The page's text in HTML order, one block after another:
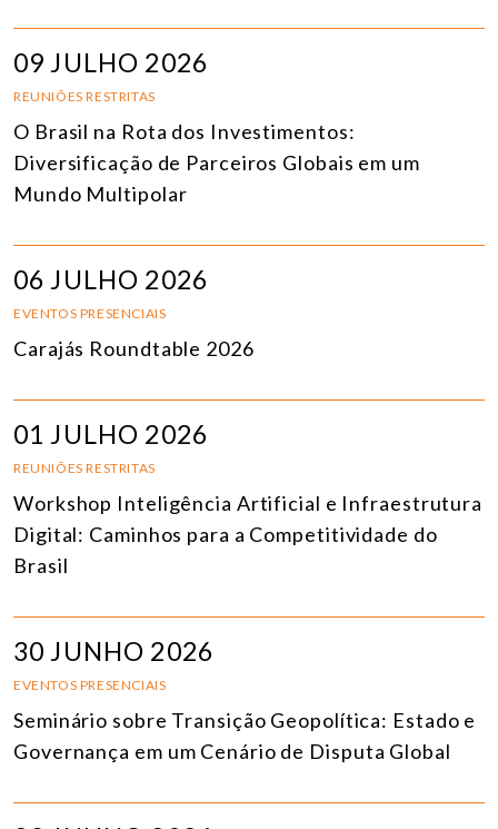
09 JULHO 2026
REUNIÕES RESTRITAS
O Brasil na Rota dos Investimentos:
Diversificação de Parceiros Globais em um
Mundo Multipolar
06 JULHO 2026
EVENTOS PRESENCIAIS
Carajás Roundtable 2026
01 JULHO 2026
REUNIÕES RESTRITAS
Workshop Inteligência Artificial e Infraestrutura
Digital: Caminhos para a Competitividade do
Brasil
30 JUNHO 2026
EVENTOS PRESENCIAIS
Seminário sobre Transição Geopolítica: Estado e
Governança em um Cenário de Disputa Global